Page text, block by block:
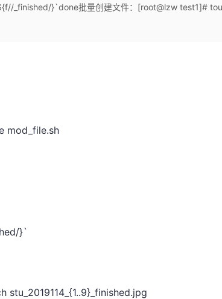
_finished/}`done批量创建文件：[root@lzw test1]#
mod_file.sh
}`